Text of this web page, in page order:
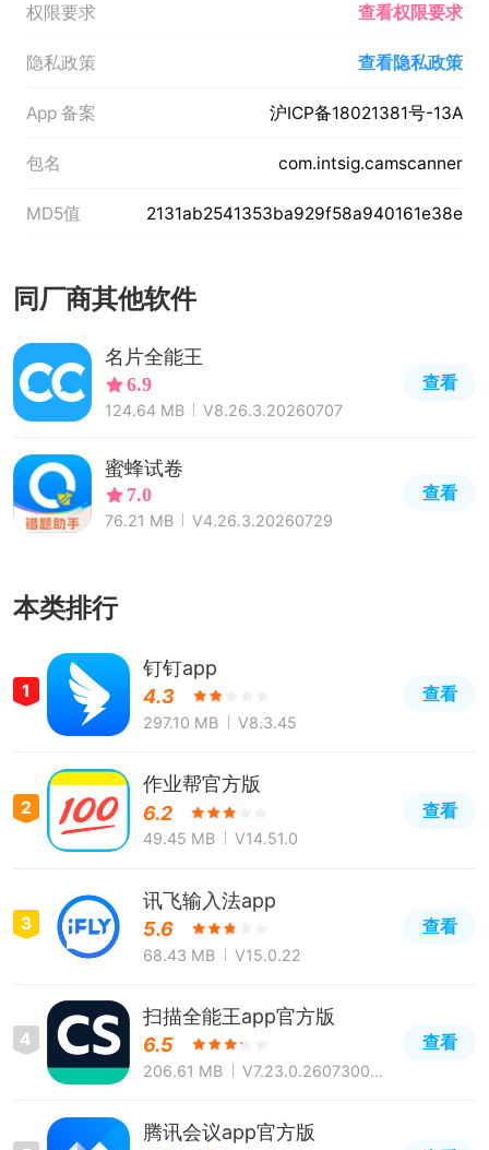
权限要求 查看权限要求
隐私政策 查看隐私政策
App 备案 沪ICP备18021381号-13A
包名 com.intsig.camscanner
MD5值 2131ab2541353ba929f58a940161e38e
同厂商其他软件
名片全能王
6.9
124.64 MB V8.26.3.20260707
查看
蜜蜂试卷
7.0
76.21 MB V4.26.3.20260729
查看
本类排行
1
钉钉app
4.3
297.10 MB V8.3.45
查看
2
作业帮官方版
6.2
49.45 MB V14.51.0
查看
3
讯飞输入法app
5.6
68.43 MB V15.0.22
查看
4
扫描全能王app官方版
6.5
206.61 MB
V7.23.0.260730000
查看
腾讯会议app官方版